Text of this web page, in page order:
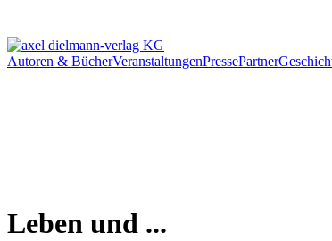
Autoren & BücherVeranstaltungenPressePartner
Leben und ...